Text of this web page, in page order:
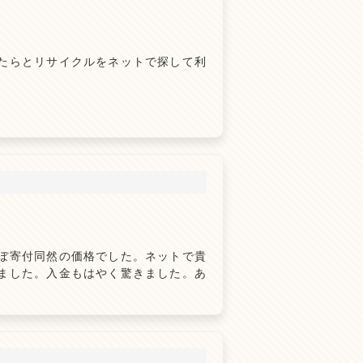
らとリサイクルをネットで探して利
寄付同然の価格でした。ネットで貴
した。入金もはやく驚きました。あ